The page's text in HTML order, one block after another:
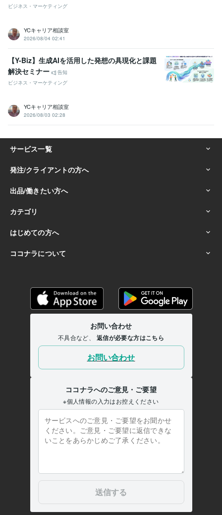
ビジネス・マーケティング
YCキャリア相談室
2026/08/04 02:41
【Y-Biz】生成AIを活用した発想の具現化と課題
解決セミナー
告知
ビジネス・マーケティング
YCキャリア相談室
2026/08/03 02:28